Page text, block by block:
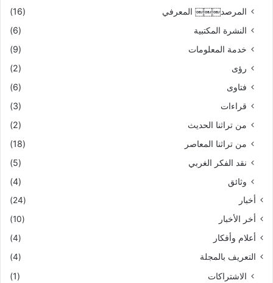
المرصد￼￼￼ المعرفي
(16)
النشرة المكتبية
(6)
خدمة المعلومات
(9)
رؤى
(2)
فتاوى
(6)
قراءات
(3)
من تراثنا الحديث
(2)
من تراثنا المعاصر
(18)
نقد الفكر الغربي
(5)
وثائق
(4)
أخبار
(24)
أخر الأخبار
(10)
أعلام وأفكار
(4)
التعريف بالمجلة
(4)
الاشتراكات
(1)